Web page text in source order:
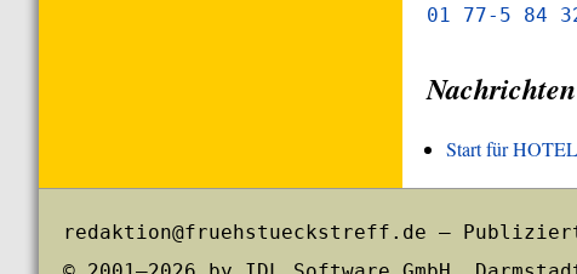
01 77-5 84
Nachrichten
Start für
redaktion@fruehstueckstreff.de –